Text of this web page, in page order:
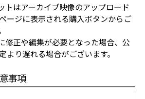
トはアーカイブ映像のアップロード
ージに表示される購入ボタンからご
修正や編集が必要となった場合、公
より遅れる場合がございます。
事項